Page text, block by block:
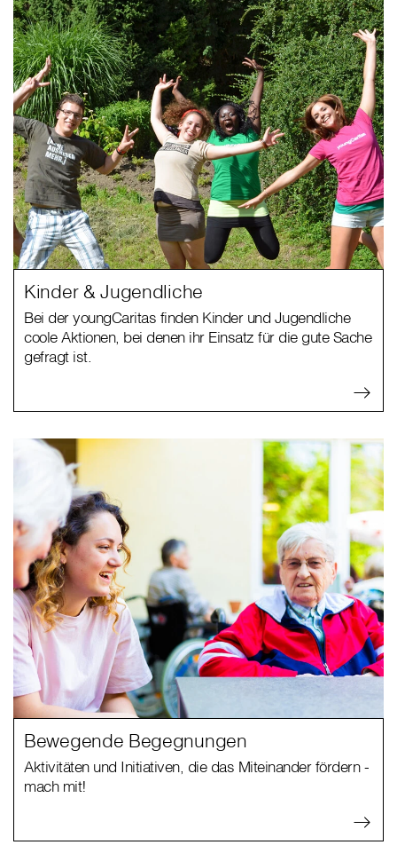
Kinder & Jugendliche
Bei der youngCaritas finden Kinder und Jugendliche
coole Aktionen, bei denen ihr Einsatz für die gute Sache
gefragt ist.
Bewegende Begegnungen
Aktivitäten und Initiativen, die das Miteinander fördern -
mach mit!